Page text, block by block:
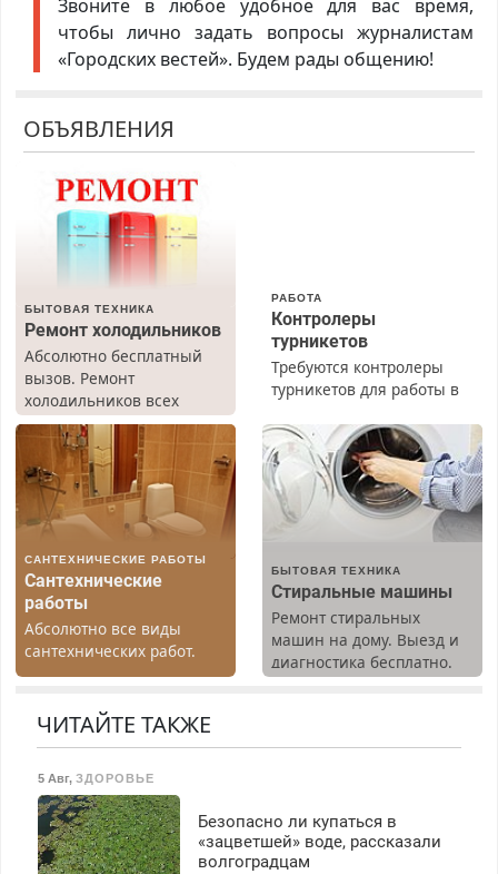
Звоните в любое удобное для вас время,
чтобы лично задать вопросы журналистам
«Городских вестей». Будем рады общению!
ОБЪЯВЛЕНИЯ
БЫТОВАЯ ТЕХНИКА
Ремонт холодильников
Абсолютно бесплатный
вызов. Ремонт
холодильников всех
марок на дому, с
гарантией. Все р-ны.
Срочно. Без выходных.
Пенсионерам – скидки до
40%. Мастер со стажем.
РАБОТА
Контролеры
турникетов
Требуются контролеры
турникетов для работы в
(мужчины, женщины).
Прием по ТК РФ. График
работы любой.
Бесплатное проживание.
З/п – до 96000 рублей до
Ежемесячно
выплачивается денежная
премия. Возможно
бесплатное обучение,
получение документов,
работа инспектором по
125000 руб.
САНТЕХНИЧЕСКИЕ РАБОТЫ
Сантехнические
работы
Абсолютно все виды
сантехнических работ.
Быстро. Качественно.
БЫТОВАЯ ТЕХНИКА
Стиральные машины
Ремонт стиральных
машин на дому. Выезд и
диагностика бесплатно.
ЧИТАЙТЕ ТАКЖЕ
5 Авг, ЗДОРОВЬЕ
Безопасно ли купаться в
«зацветшей» воде, рассказали
волгоградцам